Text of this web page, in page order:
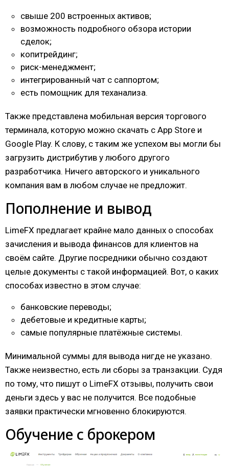
свыше 200 встроенных активов;
возможность подробного обзора истории
сделок;
копитрейдинг;
риск-менеджмент;
интегрированный чат с саппортом;
есть помощник для теханализа.
Также представлена мобильная версия торгового
терминала, которую можно скачать с App Store и
Google Play. К слову, с таким же успехом вы могли бы
загрузить дистрибутив у любого другого
разработчика. Ничего авторского и уникального
компания вам в любом случае не предложит.
Пополнение и вывод
LimeFX предлагает крайне мало данных о способах
зачисления и вывода финансов для клиентов на
своём сайте. Другие посредники обычно создают
целые документы с такой информацией. Вот, о каких
способах известно в этом случае:
банковские переводы;
дебетовые и кредитные карты;
самые популярные платёжные системы.
Минимальной суммы для вывода нигде не указано.
Также неизвестно, есть ли сборы за транзакции. Судя
по тому, что пишут о LimeFX отзывы, получить свои
деньги здесь у вас не получится. Все подобные
заявки практически мгновенно блокируются.
Обучение с брокером